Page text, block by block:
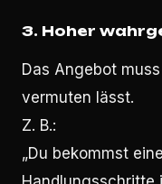
3. Hoher
Das Angebot
vermuten lässt.
Z. B.:
„Du bekommst